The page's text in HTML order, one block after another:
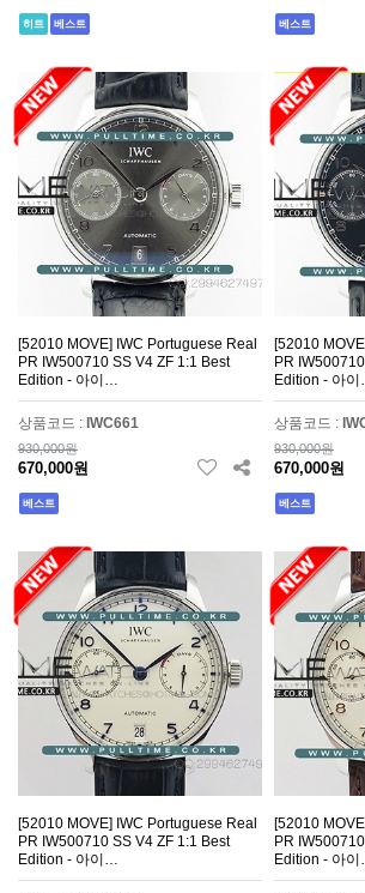
히트 베스트 베스트
[52010 MOVE] IWC Portuguese Real
PR IW500710 SS V4 ZF 1:1 Best
Edition - 아이…
상품코드 : IWC661
930,000원
670,000원
베스트
[52010
PR
Edition - 아이
상품코드 :
930,000원
670,000원
베스트
[52010 MOVE] IWC Portuguese Real
PR IW500710 SS V4 ZF 1:1 Best
Edition - 아이…
[52010
PR
Edition - 아이